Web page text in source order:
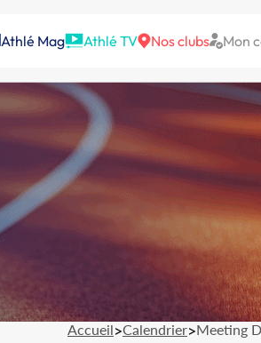
Athlé Mag Athlé TV Nos clubs Mon
Accueil>Calendrier>Meeting